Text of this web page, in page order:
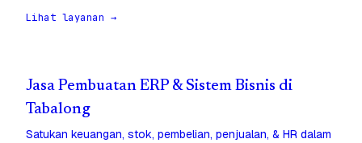
Lihat layanan →
Jasa Pembuatan ERP & Sistem Bisnis di
Tabalong
Satukan keuangan, stok, pembelian, penjualan, & HR dalam